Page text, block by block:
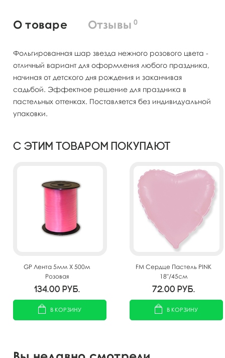
О товаре Отзывы 0
Фольгированная шар звезда нежного розового цвета -
отличный вариант для оформления любого праздника,
начиная от детского дня рождения и заканчивая
садьбой. Эффектное решение для праздника в
пастельных оттенках. Поставляется без индивидуальной
упаковки.
С этим товаром покупают
GP Лента 5мм X 500м
Розовая
134.00 руб.
В КОРЗИНУ
FM Сердце Пастель PINK
18"/45см
72.00 руб.
В КОРЗИНУ